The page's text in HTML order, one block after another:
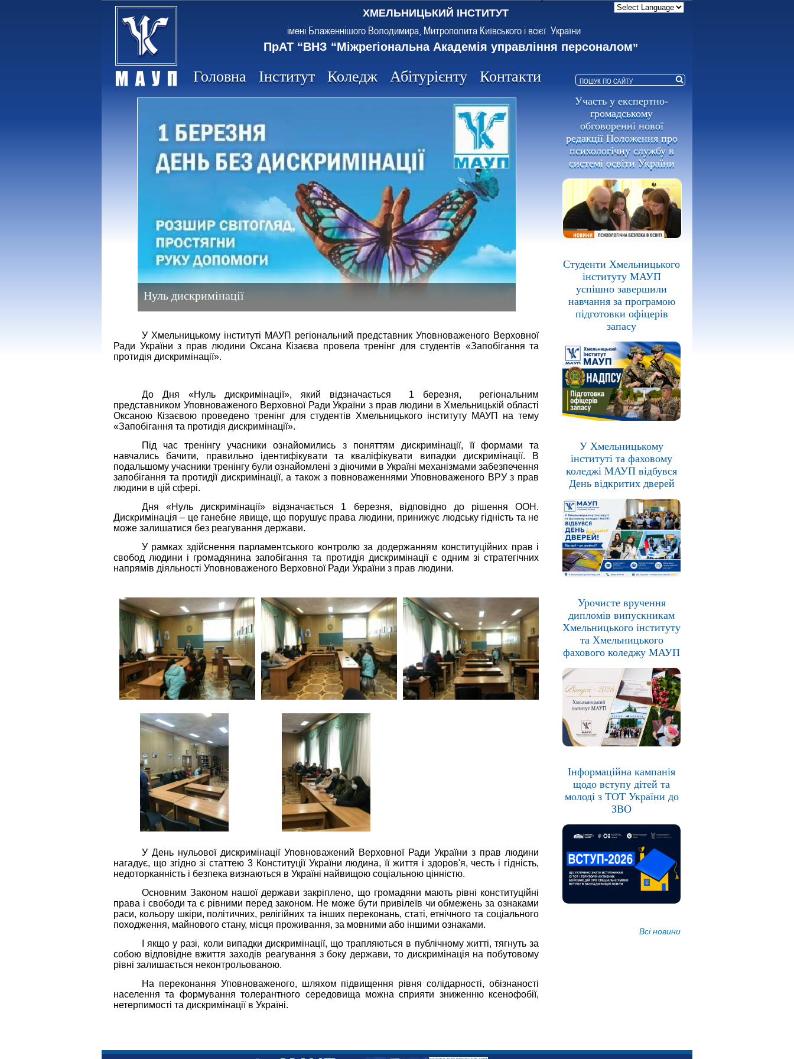
імені Блаженнішого Володимира, Митрополита Київського і всієї України
ХМЕЛЬНИЦЬКИЙ ІНСТИТУТ
ПрАТ “ВНЗ “Міжрегіональна Академія управління персоналом”
Головна Інститут Коледж Абітурієнту Контакти
Нуль дискримінації
У Хмельницькому інституті МАУП регіональний представник Уповноваженого Верховної
Ради України з прав людини Оксана Кізаєва провела тренінг для студентів «Запобігання та
протидія дискримінації».
До Дня «Нуль дискримінації», який відзначається 1 березня, регіональним
представником Уповноваженого Верховної Ради України з прав людини в Хмельницькій області
Оксаною Кізаєвою проведено тренінг для студентів Хмельницького інституту МАУП на тему
«Запобігання та протидія дискримінації».
Під час тренінгу учасники ознайомились з поняттям дискримінації, її формами та
навчались бачити, правильно ідентифікувати та кваліфікувати випадки дискримінації. В
подальшому учасники тренінгу були ознайомлені з діючими в Україні механізмами забезпечення
запобігання та протидії дискримінації, а також з повноваженнями Уповноваженого ВРУ з прав
людини в цій сфері.
Дня «Нуль дискримінації» відзначається 1 березня, відповідно до рішення ООН.
Дискримінація – це ганебне явище, що порушує права людини, принижує людську гідність та не
може залишатися без реагування держави.
У рамках здійснення парламентського контролю за додержанням конституційних прав і
свобод людини і громадянина запобігання та протидія дискримінації є одним зі стратегічних
напрямів діяльності Уповноваженого Верховної Ради України з прав людини.
У День нульової дискримінації Уповноважений Верховної Ради України з прав людини
нагадує, що згідно зі статтею 3 Конституції України людина, її життя і здоров'я, честь і гідність,
недоторканність і безпека визнаються в Україні найвищою соціальною цінністю.
Основним Законом нашої держави закріплено, що громадяни мають рівні конституційні
права і свободи та є рівними перед законом. Не може бути привілеїв чи обмежень за ознаками
раси, кольору шкіри, політичних, релігійних та інших переконань, статі, етнічного та соціального
походження, майнового стану, місця проживання, за мовними або іншими ознаками.
І якщо у разі, коли випадки дискримінації, що трапляються в публічному житті, тягнуть за
собою відповідне вжиття заходів реагування з боку держави, то дискримінація на побутовому
рівні залишається неконтрольованою.
На переконання Уповноваженого, шляхом підвищення рівня солідарності, обізнаності
населення та формування толерантного середовища можна сприяти зниженню ксенофобії,
нетерпимості та дискримінації в Україні.
Участь у експертно-
громадському
обговоренні нової
редакції Положення про
психологічну службу в
системі освіти України
Студенти Хмельницького
інституту МАУП
успішно завершили
навчання за програмою
підготовки офіцерів
запасу
У Хмельницькому
інституті та фаховому
коледжі МАУП відбувся
День відкритих дверей
Урочисте вручення
дипломів випускникам
Хмельницького інституту
та Хмельницького
фахового коледжу МАУП
Інформаційна кампанія
щодо вступу дітей та
молоді з ТОТ України до
ЗВО
Всі новини